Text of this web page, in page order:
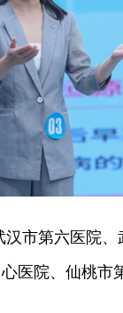
市第六医院
医院、仙桃市